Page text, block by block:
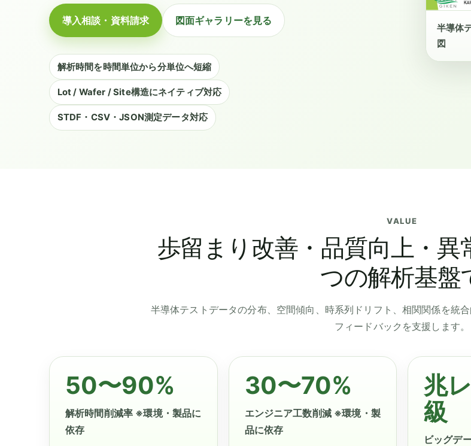
導入相談・資料請求 図面ギャラリーを見る
解析時間を時間単位から分単位へ短縮
Lot / Wafer / Site構造にネイティブ対応
STDF・CSV・JSON測定データ対応
半導体
図
VALUE
歩留まり改善・品質向上・異
つの解析基盤
半導体テストデータの分布、空間傾向、時系列ドリフト、相関関係を統
フィードバックを支援します。
50〜90%
解析時間削減率 ※環境・製品に
依存
30〜70%
エンジニア工数削減 ※環境・製
品に依存
兆
級
ビッグデ